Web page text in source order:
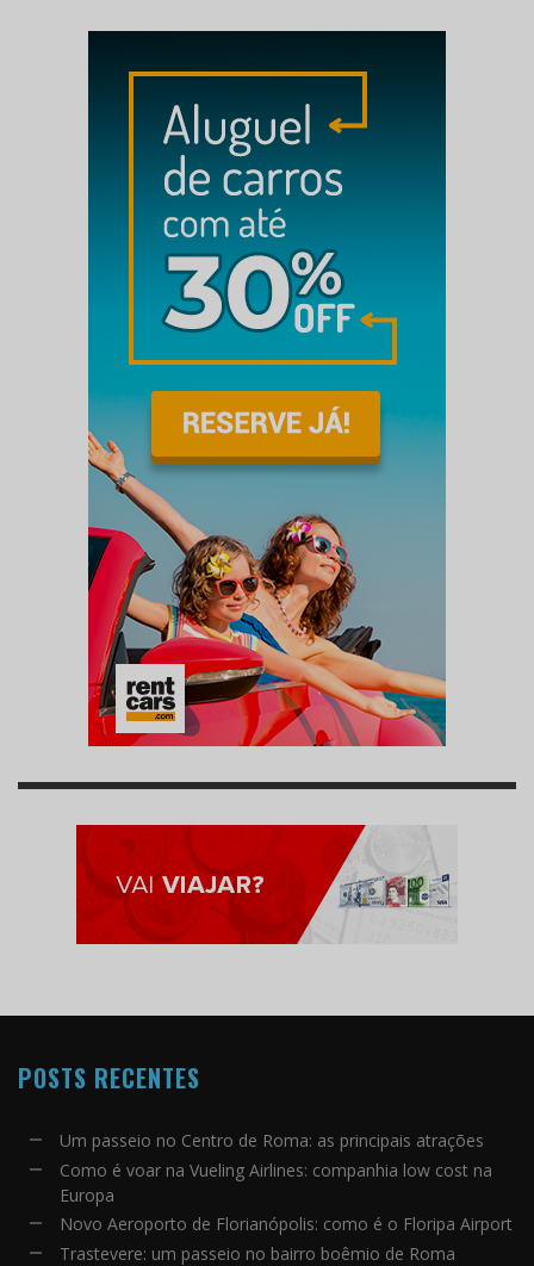
POSTS RECENTES
Um passeio no Centro de Roma: as principais atrações
Como é voar na Vueling Airlines: companhia low cost na
Europa
Novo Aeroporto de Florianópolis: como é o Floripa Airport
Trastevere: um passeio no bairro boêmio de Roma